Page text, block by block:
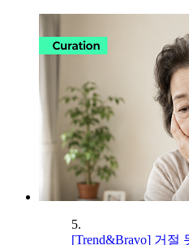
5.
[Trend&Bravo] 거절